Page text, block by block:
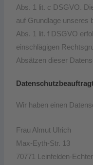
Abs. 1 lit. c DSGVO.
auf Grundlage unseres
Abs. 1 lit. f DSGVO
einschlägigen
Absätzen dieser
Wir haben einen
Frau Almut Ulrich
Max-Eyth-Str. 13
70771 Leinfelden-